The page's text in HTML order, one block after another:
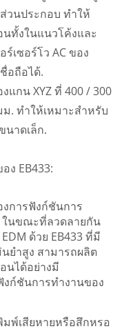
วนประกอบ ทำให้
ทั้งในแนวโค้งและ
เซอร์โว AC ของ
อถือได้.
แกน XYZ ที่ 400 / 300
. ทำให้เหมาะสำหรับ
นาดเล็ก.
ง EB433:
งการฟังก์ชันการ
ในขณะที่ลวดลายกัน
ด้วย EB433 ที่มี
ยำสูง สามารถผลิต
นได้อย่างมี
ก์ชันการทำงานของ
มพ์เสียหายหรือสึกหรอ